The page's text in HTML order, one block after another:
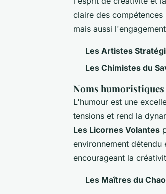
claire des
mais aussi
Les Artistes
Les Chimistes du
Noms humoristiques
L'humour est une
tensions et rend la
Les Licornes Volantes
environnement
encourageant la
Les Maîtres du